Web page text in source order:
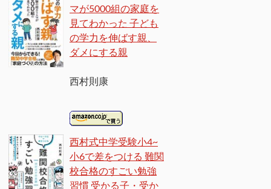
マが5000組の家庭を
見てわかった 子ども
の学力を伸ばす親、
ダメにする親
西村則康
西村式中学受験小4~
小6で差をつける 難関
校合格のすごい勉強
習慣 受かる子・受か